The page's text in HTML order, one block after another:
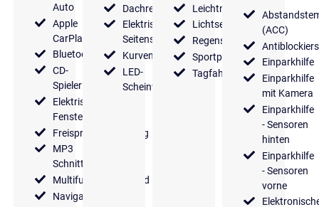
Auto
Apple
CarPlay
Bluetooth
CD-
Spieler
Elektrische
Fensterheber
Freisprecheinrichtung
MP3
Schnittstelle
Multifunktionslenkrad
Navigationssystem
Dachreling
Elektrische
Seitenspiegel
Kurvenlicht
LED-
Scheinwerfer
Leichtmetallfelgen
Lichtsensor
Regensensor
Sportpaket
Tagfahrlicht
(ACC)
Einparkhilfe
Einparkhilfe
mit Kamera
Einparkhilfe
- Sensoren
hinten
Einparkhilfe
- Sensoren
vorne